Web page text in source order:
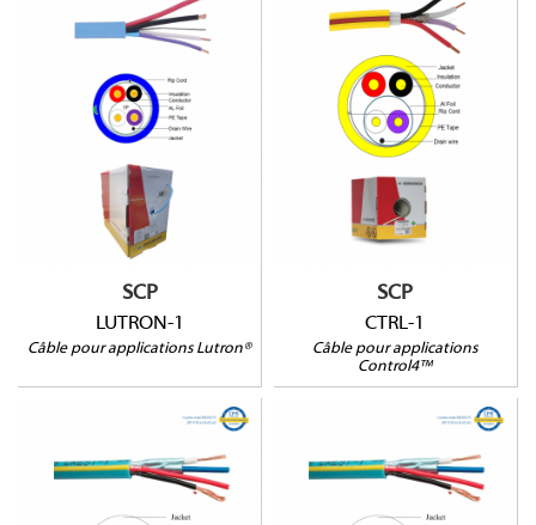
SCP
LUTRON-1
Câble pour applications Lutron®
LUTRON-1
Identique au Lutron®
GRX-CBL-346S
Ø ext. 6.35mm
304m
Conducteurs OFC
SCP
CTRL-1
Câble pour applications
Control4™
CTRL-1
Ø ext. 6.80mm
Conducteurs OFC
Souple et flexible
CREST-1-LSZH